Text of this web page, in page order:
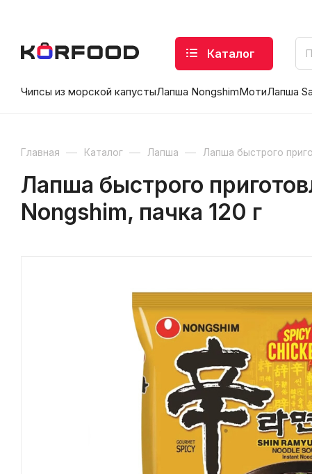
Каталог
Чипсы из морской капустыЛапша NongshimМотиЛапша
Главная — Каталог — Лапша — Лапша быстрого
Лапша быстрого
Nongshim, пачка 120 г